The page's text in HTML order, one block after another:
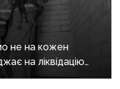
не на кожен
на ліквідацію